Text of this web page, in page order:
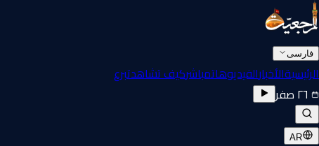
فارسی
الرئيسيةالأخبارالفيديوهاتمباشركيف تشاهدتبرع
٢٦ صفر
AR